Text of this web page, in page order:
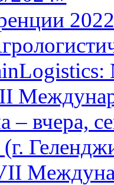
2022
– вчера,
(г.